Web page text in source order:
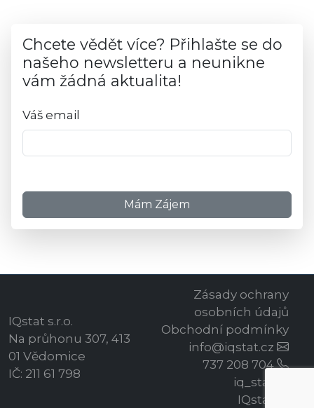
Chcete vědět více? Přihlašte se do
našeho newsletteru a neunikne
vám žádná aktualita!
Váš email
IQstat s.r.o.
Na průhonu 307, 413
01 Vědomice
IČ: 211 61 798
Zásady ochrany
osobních údajů
Obchodní podmínky
info@iqstat.cz
737 208 704
iq_stat
IQstat